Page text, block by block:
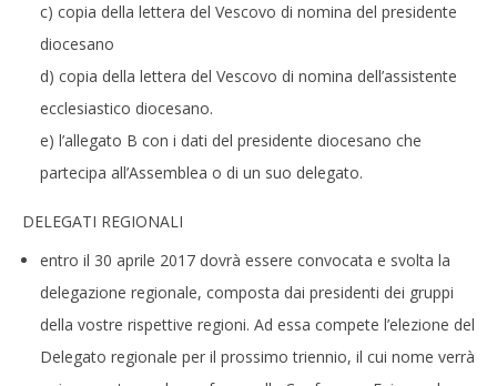
c) copia della lettera del Vescovo di nomina del presidente
diocesano
d) copia della lettera del Vescovo di nomina dell’assistente
ecclesiastico diocesano.
e) l’allegato B con i dati del presidente diocesano che
partecipa all’Assemblea o di un suo delegato.
DELEGATI REGIONALI
entro il 30 aprile 2017 dovrà essere convocata e svolta la
delegazione regionale, composta dai presidenti dei gruppi
della vostre rispettive regioni. Ad essa compete l’elezione del
Delegato regionale per il prossimo triennio, il cui nome verrà